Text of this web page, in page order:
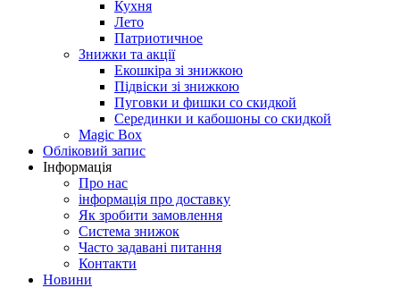
Кухня
Лето
Патриотичное
Знижки та акції
Екошкіра зі знижкою
Підвіски зі знижкою
Пуговки и фишки со скидкой
Серединки и кабошоны со скидкой
Magic Box
Обліковий запис
Інформація
Про нас
інформація про доставку
Як зробити замовлення
Система знижок
Часто задавані питання
Контакти
Новини